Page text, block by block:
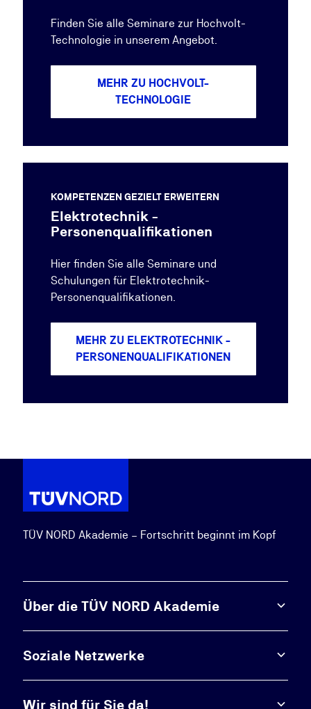
Finden Sie alle Seminare zur Hochvolt-
Technologie in unserem Angebot.
MEHR ZU HOCHVOLT-
TECHNOLOGIE
KOMPETENZEN GEZIELT ERWEITERN
Elektrotechnik -
Personenqualifikationen
Hier finden Sie alle Seminare und
Schulungen für Elektrotechnik-
Personenqualifikationen.
MEHR ZU ELEKTROTECHNIK -
PERSONENQUALIFIKATIONEN
TÜV NORD Akademie – Fortschritt beginnt im Kopf
Über die TÜV NORD Akademie
Soziale Netzwerke
Wir sind für Sie da!